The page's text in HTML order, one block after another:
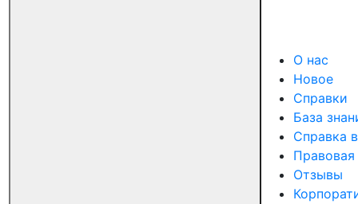
О нас
Новое
Справки
База
Справка
Отзывы